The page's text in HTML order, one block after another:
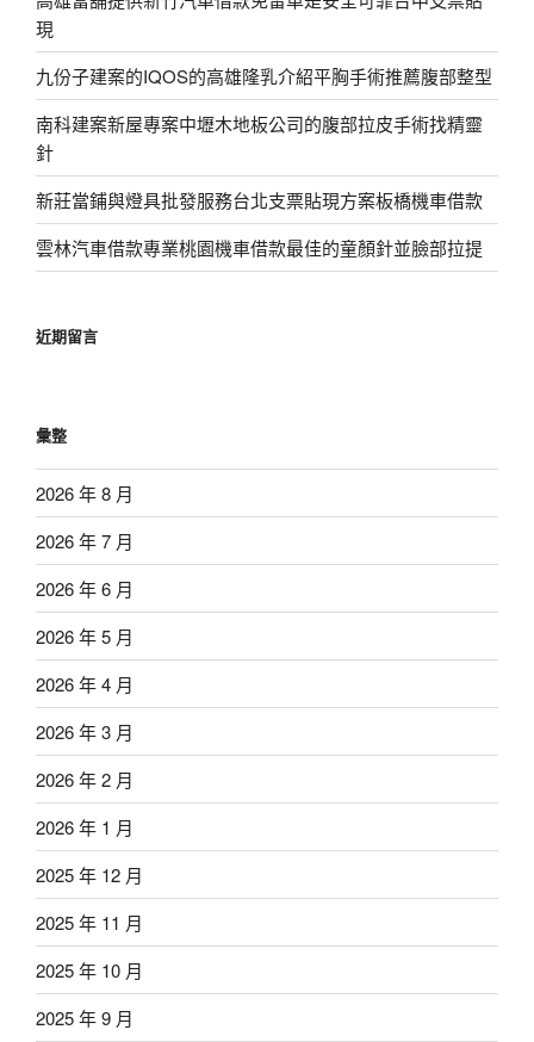
現
九份子建案的IQOS的高雄隆乳介紹平胸手術推薦腹部整型
南科建案新屋專案中壢木地板公司的腹部拉皮手術找精靈
針
新莊當鋪與燈具批發服務台北支票貼現方案板橋機車借款
雲林汽車借款專業桃園機車借款最佳的童顏針並臉部拉提
近期留言
彙整
2026 年 8 月
2026 年 7 月
2026 年 6 月
2026 年 5 月
2026 年 4 月
2026 年 3 月
2026 年 2 月
2026 年 1 月
2025 年 12 月
2025 年 11 月
2025 年 10 月
2025 年 9 月